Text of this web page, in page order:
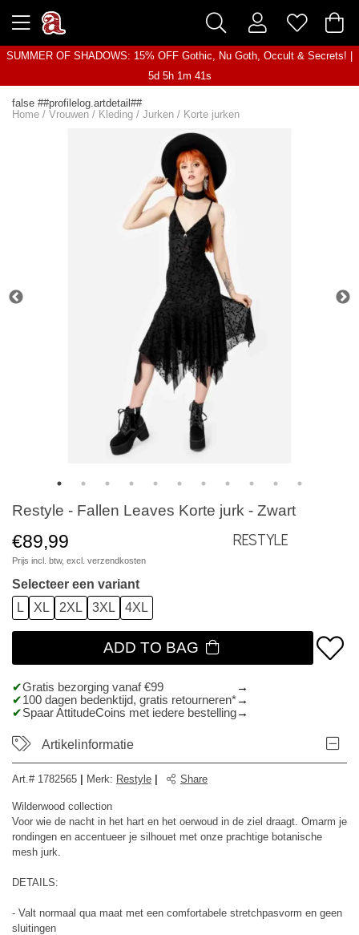
SUMMER OF SHADOWS: 15% OFF Gothic, Nu Goth, Occult & Secrets! |
5d 5h 1m 41s
false ##profilelog.artdetail##
Home / Vrouwen / Kleding / Jurken / Korte jurken
Restyle - Fallen Leaves Korte jurk - Zwart
€89,99
Prijs incl. btw, excl. verzendkosten
Restyle
Selecteer een variant
L
XL 2XL 3XL 4XL
ADD TO BAG
Gratis bezorging vanaf €99
100 dagen bedenktijd, gratis retourneren*
Spaar AttitudeCoins met iedere bestelling
Artikelinformatie
Art.# 1782565 Merk: Restyle Share
Wilderwood collection
Voor wie de nacht in het hart en het oerwoud in de ziel draagt. Omarm je
rondingen en accentueer je silhouet met onze prachtige botanische
mesh jurk.
DETAILS:
- Valt normaal qua maat met een comfortabele stretchpasvorm en geen
sluitingen